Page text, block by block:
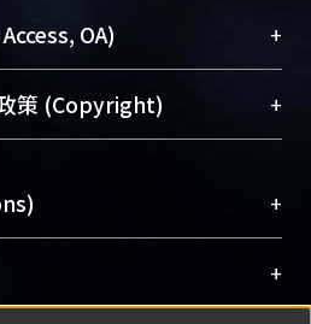
and promote researcher
Library integrates the
with “Academic
OA) +
度提升資訊取用性的社會運
是透過將研究著作公開供使
速研究發展、提升研究影響
選深入了解OA）
策 (Copyright) +
匯入者所有，或由第三方贊
認該版權所有者及第三方同
the submission is your
+
Guide)
Manual)
+